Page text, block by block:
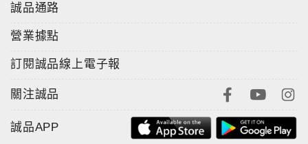
誠品通路
營業據點
訂閱誠品線上電子報
關注誠品
誠品APP